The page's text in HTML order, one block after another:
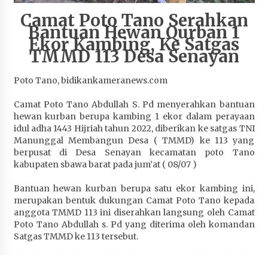
1 bulan ago
Wabup Ansori Apresiasi Rekomendasi dan
Pandangan Fraksi – Fraksi DPRD Sumbawa
1 bulan ago
Bupati Sumbawa Lepas 487 Atlet dari Berbagai
Cabor yang Akan Berjuang pada PORPROV XII
NTB 2026
1 bulan ago
BAZNAS Kabupaten Sumbawa Salurkan Bantuan
Santong
1 bulan ago
Dosen UTS Siap Kembangkan Inovasi Lewat
Pelatihan PDPP 2026 Bali
Camat Poto Tano Serahkan
Bantuan Hewan Qurban 1
Ekor Kambing, Ke Satgas
TMMD 113 Desa Senayan
Poto Tano, bidikankameranews.com
Camat Poto Tano Abdullah S. Pd menyerahkan bantuan
hewan kurban berupa kambing 1 ekor dalam perayaan
idul adha 1443 Hijriah tahun 2022, diberikan ke satgas TNI
Manunggal Membangun Desa ( TMMD) ke 113 yang
berpusat di Desa Senayan kecamatan poto Tano
kabupaten sbawa barat pada jum’at ( 08/07 )
Bantuan hewan kurban berupa satu ekor kambing ini,
merupakan bentuk dukungan Camat Poto Tano kepada
anggota TMMD 113 ini diserahkan langsung oleh Camat
Poto Tano Abdullah s. Pd yang diterima oleh komandan
Satgas TMMD ke 113 tersebut.